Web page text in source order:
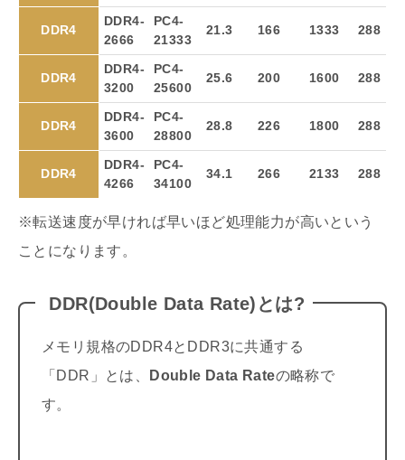
DDR4
DDR4-
2666
PC4-
21333
21.3 166 1333 288
DDR4
DDR4-
3200
PC4-
25600
25.6 200 1600 288
DDR4
DDR4-
3600
PC4-
28800
28.8 226 1800 288
DDR4
DDR4-
4266
PC4-
34100
34.1 266 2133 288
※転送速度が早ければ早いほど処理能力が高いという
ことになります。
DDR(Double Data Rate)とは?
メモリ規格のDDR4とDDR3に共通する
「DDR」とは、
Double Data Rateの略称で
す。